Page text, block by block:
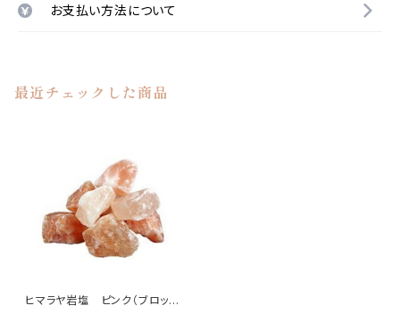
お支払い方法について
最近チェックした商品
ヒマラヤ岩塩 ピンク（ブロッ